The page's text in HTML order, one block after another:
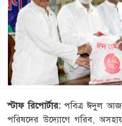
স্টাফ রিপোর্টার: পবিত্র ঈদুল
পরিষদের উদ্যোগে গরিব,